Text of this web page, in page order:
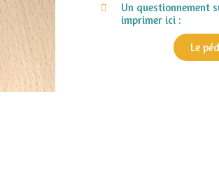
Un questionnement
imprimer ici :
Le